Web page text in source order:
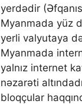
yerdədir
Myanmada yüz
yerli valyutaya
Myanmada
yalnız internet
nəzarəti
bloqçular